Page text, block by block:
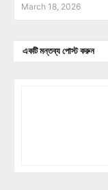
March 18, 2026
একটি মন্তব্য পোস্ট করুন